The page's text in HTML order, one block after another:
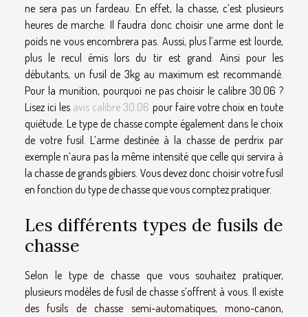
ne sera pas un fardeau. En effet, la chasse, c’est plusieurs
heures de marche. Il faudra donc choisir une arme dont le
poids ne vous encombrera pas. Aussi, plus l’arme est lourde,
plus le recul émis lors du tir est grand. Ainsi pour les
débutants, un fusil de 3kg au maximum est recommandé.
Pour la munition, pourquoi ne pas choisir le calibre 30.06 ?
Lisez ici les avis calibre 30.06 pour faire votre choix en toute
quiétude. Le type de chasse compte également dans le choix
de votre fusil. L’arme destinée à la chasse de perdrix par
exemple n’aura pas la même intensité que celle qui servira à
la chasse de grands gibiers. Vous devez donc choisir votre fusil
en fonction du type de chasse que vous comptez pratiquer.
Les différents types de fusils de
chasse
Selon le type de chasse que vous souhaitez pratiquer,
plusieurs modèles de fusil de chasse s’offrent à vous. Il existe
des fusils de chasse semi-automatiques, mono-canon,